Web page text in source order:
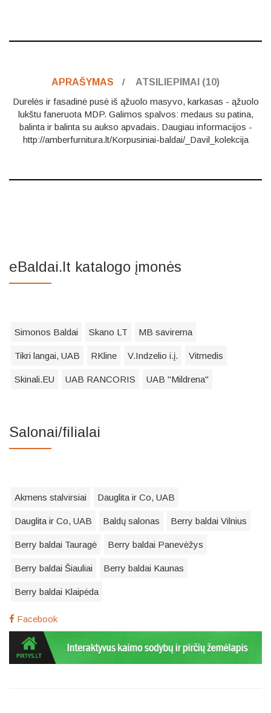
APRAŠYMAS
ATSILIEPIMAI (10)
Durelės ir fasadinė pusė iš ąžuolo masyvo, karkasas - ąžuolo
lukštu faneruota MDP. Galimos spalvos: medaus su patina,
balinta ir balinta su aukso apvadais. Daugiau informacijos -
http://amberfurnitura.lt/Korpusiniai-baldai/_Davil_kolekcija
eBaldai.lt katalogo įmonės
Simonos Baldai Skano LT MB savirema
Tikri langai, UAB RKline V.Indzelio i.į. Vitmedis
Skinali.EU UAB RANCORIS UAB "Mildrena"
Salonai/filialai
Akmens stalvirsiai Dauglita ir Co, UAB
Dauglita ir Co, UAB Baldų salonas Berry baldai Vilnius
Berry baldai Tauragė Berry baldai Panevėžys
Berry baldai Šiauliai Berry baldai Kaunas
Berry baldai Klaipėda
Facebook